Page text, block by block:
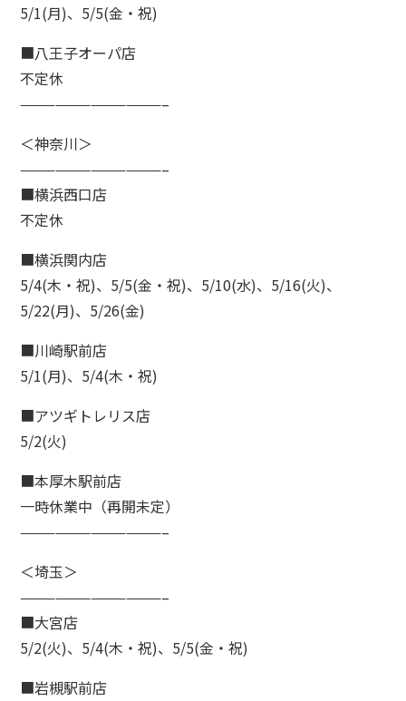
5/1(月)、5/5(金・祝)
■八王子オーパ店
不定休
————————————–
＜神奈川＞
————————————–
■横浜西口店
不定休
■横浜関内店
5/4(木・祝)、5/5(金・祝)、5/10(水)、5/16(火)、
5/22(月)、5/26(金)
■川崎駅前店
5/1(月)、5/4(木・祝)
■アツギトレリス店
5/2(火)
■本厚木駅前店
一時休業中（再開未定）
————————————–
＜埼玉＞
————————————–
■大宮店
5/2(火)、5/4(木・祝)、5/5(金・祝)
■岩槻駅前店